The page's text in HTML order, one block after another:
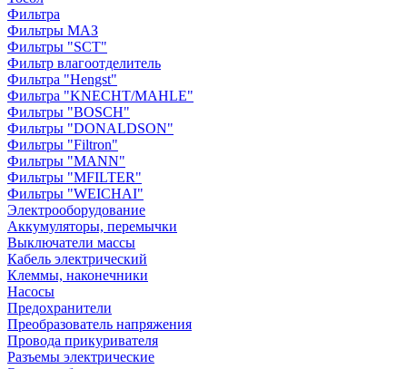
Фильтра
Фильтры МАЗ
Фильтры "SCT"
Фильтр влагоотделитель
Фильтра "Hengst"
Фильтра "KNECHT/MAHLE"
Фильтры "BOSCH"
Фильтры "DONALDSON"
Фильтры "Filtron"
Фильтры "MANN"
Фильтры "MFILTER"
Фильтры "WEICHAI"
Электрооборудование
Аккумуляторы, перемычки
Выключатели массы
Кабель электрический
Клеммы, наконечники
Насосы
Предохранители
Преобразователь напряжения
Провода прикуривателя
Разъемы электрические